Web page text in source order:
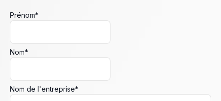
Prénom*
Nom*
Nom de l'entreprise*